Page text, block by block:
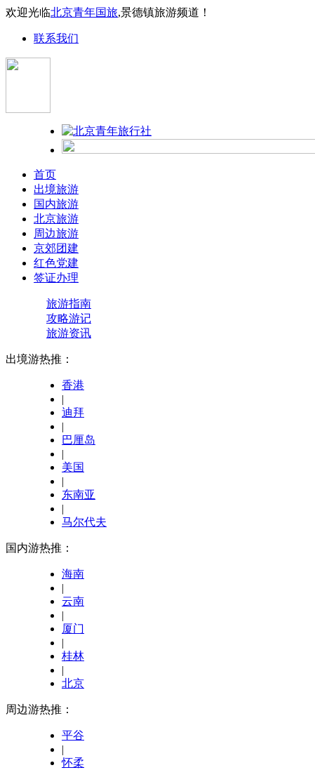
欢迎光临北京青年国旅,景德镇旅游频道！
联系我们
首页
出境旅游
国内旅游
北京旅游
周边旅游
京郊团建
红色党建
签证办理
旅游指南
攻略游记
旅游资讯
出境游热推：
香港
|
迪拜
|
巴厘岛
|
美国
|
东南亚
|
马尔代夫
国内游热推：
海南
|
云南
|
厦门
|
桂林
|
北京
周边游热推：
平谷
|
怀柔